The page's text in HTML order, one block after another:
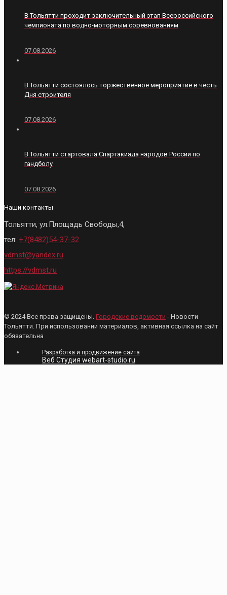
В Тольятти проходит заключительный этап Всероссийского
чемпионата по водно-моторным соревнованиям
07.08.2026
В Тольятти состоялось торжественное мероприятие в честь
Дня строителя
07.08.2026
В Тольятти стартовала Спартакиада народов России по
гандболу
07.08.2026
Наши контакты
Тольятти, ул.Площадь Свободы,4,
тел: +7(8482)54-37-32
vdmst@yandex.ru
https://vdmst.ru
© 2024 Все права защищены. Городские ведомости - Новости
Тольятти. При использовании материалов, активная ссылка на сайт
обязательна
Разработка и продвижение сайта
Веб Студия webart-studio.ru